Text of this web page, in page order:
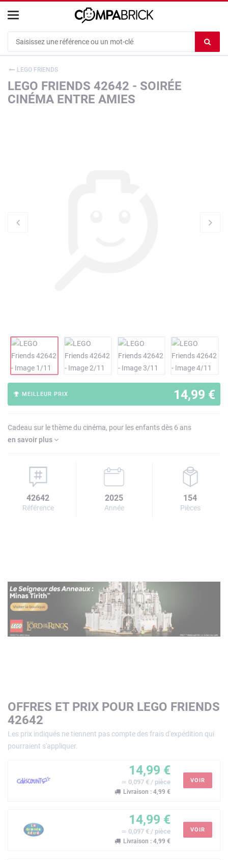
le
LEGO FRIENDS
LEGO FRIENDS 42642 - SOIRÉE
CINÉMA ENTRE AMIES
14,99 €
MEILLEUR PRIX
Cadeau sur le thème du cinéma, pour les enfants dès 6 ans
en savoir plus
42642
Référence
2025
Année
154
Pièces
OFFRES ET PRIX POUR LEGO FRIENDS
42642
Les prix indiqués ne tiennent pas compte des frais d'expédition qui
pourraient s'appliquer.
14,99 €
≃ 0,097 € / pièce
Livraison : 4,99 €
VOIR
14,99 €
≃ 0,097 € / pièce
Livraison : 4,99 €
VOIR
Cookies management panel